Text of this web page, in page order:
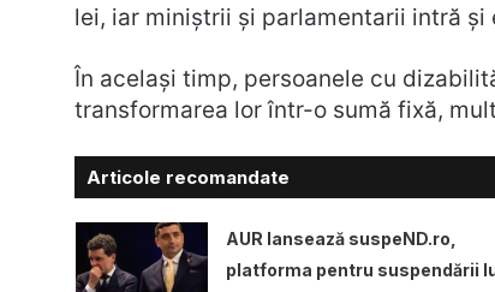
lei, iar miniștrii și parlamentarii intră și
În același timp, persoanele cu
transformarea lor într-o sumă fixă,
Articole recomandate
AUR lansează suspeND.ro,
platforma pentru suspendării